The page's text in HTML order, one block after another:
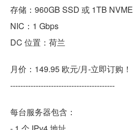
存储：960GB SSD 或 1TB NVME
NIC：1 Gbps
DC 位置：荷兰
月价：149.95 欧元/月-立即订购！
-----------------------------------------
每台服务器包含：